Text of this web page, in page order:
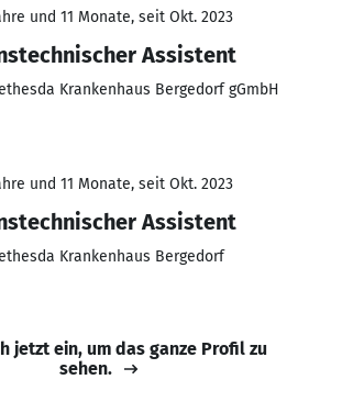
und 11 Monate, seit Okt. 2023
Assistent
Krankenhaus Bergedorf gGmbH
und 11 Monate, seit Okt. 2023
Assistent
Krankenhaus Bergedorf
jetzt ein, um das ganze Profil zu
sehen.